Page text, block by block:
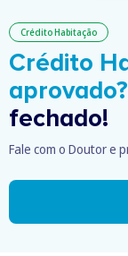
Crédito Habitação
Crédito
aprovado?
fechado!
Fale com o Doutor e